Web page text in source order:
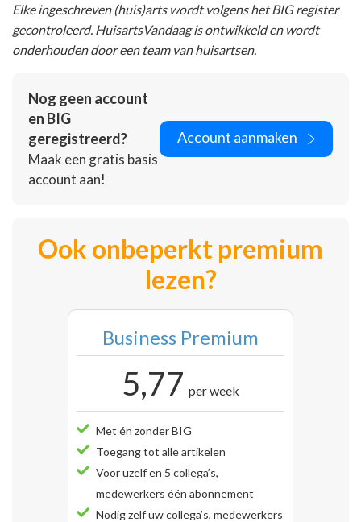
Elke ingeschreven (huis)arts wordt volgens het BIG register
gecontroleerd. HuisartsVandaag is ontwikkeld en wordt
onderhouden door een team van huisartsen.
Nog geen account
en BIG
geregistreerd?
Maak een gratis basis
account aan!
Account aanmaken
Ook onbeperkt premium
lezen?
Business Premium
5,77 per week
Met én zonder BIG
Toegang tot alle artikelen
Voor uzelf en 5 collega’s,
medewerkers één abonnement
Nodig zelf uw collega’s, medewerkers